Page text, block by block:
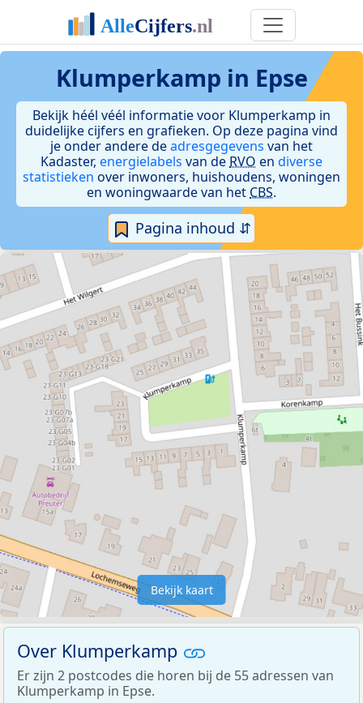
Klumperkamp in Epse
Bekijk héél véél informatie voor Klumperkamp in
duidelijke cijfers en grafieken. Op deze pagina vind
je onder andere deadresgegevens van het
Kadaster, energielabels van de RVO en diverse
statistieken over inwoners, huishoudens, woningen
en woningwaarde van het CBS.
Pagina inhoud ⇵
Bekijk kaart
Over Klumperkamp
Er zijn 2 postcodes die horen bij de 55 adressen van
Klumperkamp in Epse.